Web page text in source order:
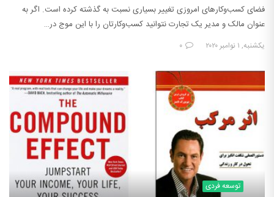
فضای کسب‌وکارهای امروزی تغییر بسیاری نسبت به گذشته کرده است. اگر به
عنوان مالک و مدیر یک تجارت نتوانید کسب‌وکارتان را با این موج در…
یکشنبه, ۱ نوامبر ۲۰۲۰ ۰
توسعه فردی